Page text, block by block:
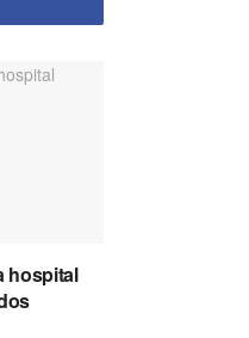
hospital